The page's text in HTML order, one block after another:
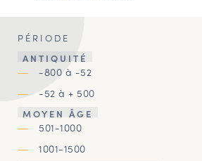
PÉRIODE
ANTIQUITÉ
-800 à -52
-52 à + 500
MOYEN ÂGE
501-1000
1001-1500